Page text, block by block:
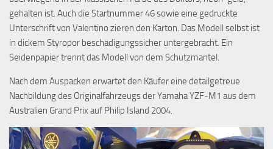
gehalten ist. Auch die Startnummer 46 sowie eine gedruckte
Unterschrift von Valentino zieren den Karton. Das Modell selbst ist
in dickem Styropor beschädigungssicher untergebracht. Ein
Seidenpapier trennt das Modell von dem Schutzmantel.
Nach dem Auspacken erwartet den Käufer eine detailgetreue
Nachbildung des Originalfahrzeugs der Yamaha YZF-M1 aus dem
Australien Grand Prix auf Philip Island 2004.